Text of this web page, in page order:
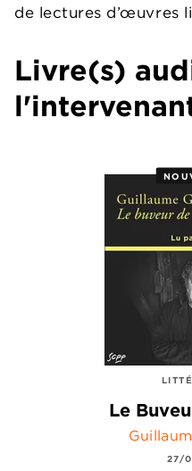
de lectures d’œuvres
Livre(s)
Le
27/